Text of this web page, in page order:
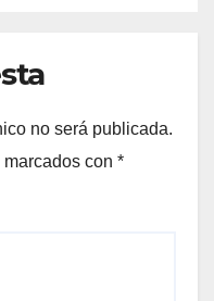
no será publicada.
con *